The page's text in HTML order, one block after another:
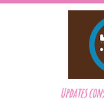
Updates